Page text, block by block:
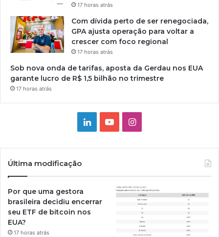
17 horas atrás
Com dívida perto de ser renegociada,
GPA ajusta operação para voltar a
crescer com foco regional
17 horas atrás
Sob nova onda de tarifas, aposta da Gerdau nos EUA
garante lucro de R$ 1,5 bilhão no trimestre
17 horas atrás
LinkedinYouTubeInstagram
Última modificação
Por que uma gestora
brasileira decidiu encerrar
seu ETF de bitcoin nos
EUA?
17 horas atrás